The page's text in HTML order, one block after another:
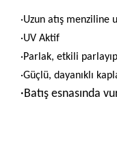
·Uzun atış menziline
·UV Aktif
·Parlak, etkili
·Güçlü, dayanıklı
·Batış esnasında